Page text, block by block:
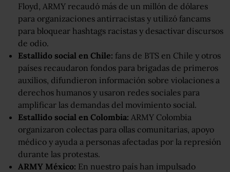
Floyd, ARMY recaudó más de un millón de dólares
para organizaciones antirracistas y utilizó fancams
para bloquear hashtags racistas y desactivar discursos
de odio.
Estallido social en Chile: fans de BTS en Chile y otros
países recaudaron fondos para brigadas de primeros
auxilios, difundieron información sobre violaciones a
derechos humanos y usaron redes sociales para
amplificar las demandas del movimiento social.
Estallido social en Colombia: ARMY Colombia
organizaron colectas para ollas comunitarias, apoyo
médico y ayuda a personas afectadas por la represión
durante las protestas.
ARMY México: En nuestro país han impulsado